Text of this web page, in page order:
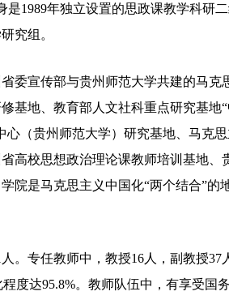
是1989年独立设置的思政课教学科
究组。
委宣传部与贵州师范大学共建的马
基地、教育部人文社科重点研究基地
（贵州师范大学）研究基地、马克
高校思想政治理论课教师培训基地、
院是马克思主义中国化“两个结合”的
。专任教师中，教授16人，副教授
度达95.8%。教师队伍中，有享受国